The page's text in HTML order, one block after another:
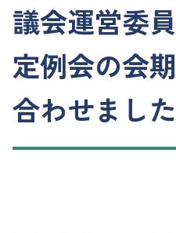
議会運営委
定例会の会
合わせました